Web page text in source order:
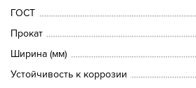
ГОСТ
Прокат
Ширина (мм)
Устойчивость к коррозии